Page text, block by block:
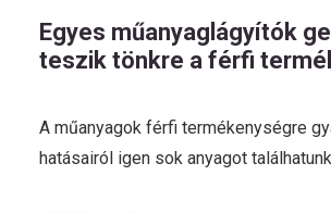
Egyes műanyaglágyítók
teszik tönkre a férfi
A műanyagok férfi termékenységre
hatásairól igen sok anyagot